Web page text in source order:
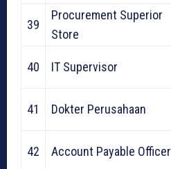
39
Procurement Superior
Store
40 IT Supervisor
41 Dokter Perusahaan
42 Account Payable Officer